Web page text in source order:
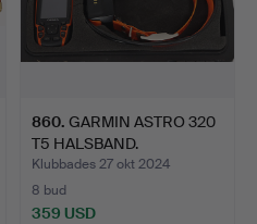
860. GARMIN ASTRO 320
T5 HALSBAND.
Klubbades 27 okt 2024
8 bud
359 USD